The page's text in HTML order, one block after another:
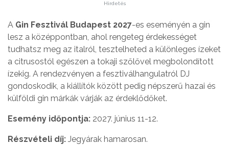
Hirdetés
A Gin Fesztivál Budapest 2027-es eseményén a gin
lesz a középpontban, ahol rengeteg érdekességet
tudhatsz meg az italról, tesztelheted a különleges ízeket
a citrusostól egészen a tokaji szőlővel megbolondított
ízekig. A rendezvényen a fesztiválhangulatról DJ
gondoskodik, a kiállítók között pedig népszerű hazai és
külföldi gin márkák várják az érdeklődőket.
Esemény időpontja: 2027. június 11-12.
Részvételi díj: Jegyárak hamarosan.